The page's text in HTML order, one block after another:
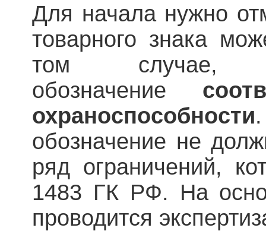
Для начала нужно
товарного знака
том случае,
обозначение
охраноспособности
обозначение не
ряд ограничений,
1483 ГК РФ. На
проводится